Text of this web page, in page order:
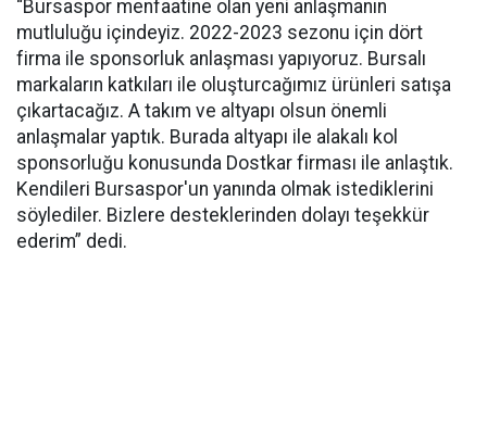
“Bursaspor menfaatine olan yeni anlaşmanın
mutluluğu içindeyiz. 2022-2023 sezonu için dört
firma ile sponsorluk anlaşması yapıyoruz. Bursalı
markaların katkıları ile oluşturcağımız ürünleri satışa
çıkartacağız. A takım ve altyapı olsun önemli
anlaşmalar yaptık. Burada altyapı ile alakalı kol
sponsorluğu konusunda Dostkar firması ile anlaştık.
Kendileri Bursaspor'un yanında olmak istediklerini
söylediler. Bizlere desteklerinden dolayı teşekkür
ederim” dedi.